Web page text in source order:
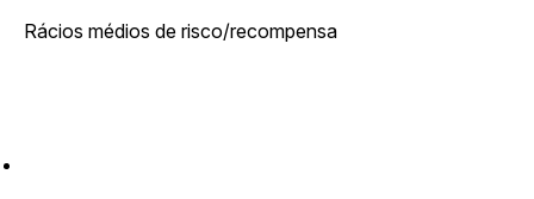
Rácios médios de risco/recompensa